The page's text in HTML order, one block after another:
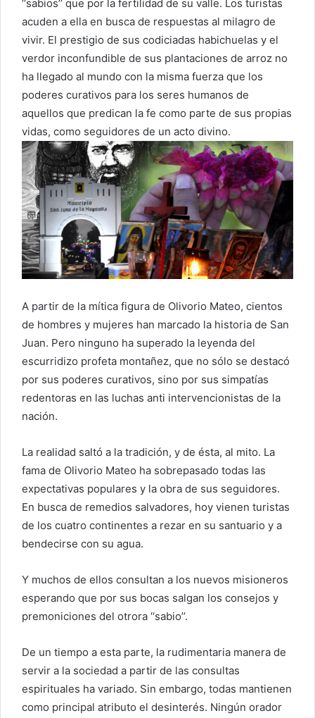
‘‘sabios’’ que por la fertilidad de su valle. Los turistas
acuden a ella en busca de respuestas al milagro de
vivir. El prestigio de sus codiciadas habichuelas y el
verdor inconfundible de sus plantaciones de arroz no
ha llegado al mundo con la misma fuerza que los
poderes curativos para los seres humanos de
aquellos que predican la fe como parte de sus propias
vidas, como seguidores de un acto divino.
A partir de la mítica figura de Olivorio Mateo, cientos
de hombres y mujeres han marcado la historia de San
Juan. Pero ninguno ha superado la leyenda del
escurridizo profeta montañez, que no sólo se destacó
por sus poderes curativos, sino por sus simpatías
redentoras en las luchas anti intervencionistas de la
nación.
La realidad saltó a la tradición, y de ésta, al mito. La
fama de Olivorio Mateo ha sobrepasado todas las
expectativas populares y la obra de sus seguidores.
En busca de remedios salvadores, hoy vienen turistas
de los cuatro continentes a rezar en su santuario y a
bendecirse con su agua.
Y muchos de ellos consultan a los nuevos misioneros
esperando que por sus bocas salgan los consejos y
premoniciones del otrora ‘‘sabio’’.
De un tiempo a esta parte, la rudimentaria manera de
servir a la sociedad a partir de las consultas
espirituales ha variado. Sin embargo, todas mantienen
como principal atributo el desinterés. Ningún orador